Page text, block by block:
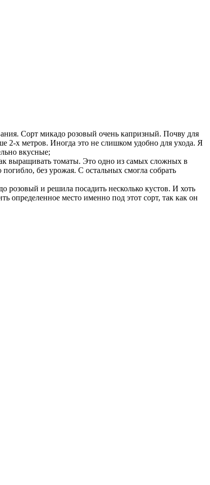
Сорт микадо розовый очень капризный. Почву для
2-х метров. Иногда это не слишком удобно для ухода. Я
вкусные;
выращивать томаты. Это одно из самых сложных в
без урожая. С остальных смогла собрать
и решила посадить несколько кустов. И хоть
определенное место именно под этот сорт, так как он